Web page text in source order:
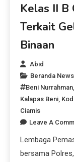
Kelas II B
Terkait
Binaan
Abid
Beranda News
Beni Nurrahman,
Kalapas Beni,
Ciamis
Leave A
Lembaga
bersama